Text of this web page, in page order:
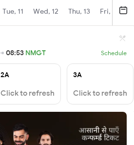
Tue, 11 Wed, 12 Thu, 13 Fri, 14
08:53 NMGT Schedule
2A
Click to refresh
3A
Click to refresh